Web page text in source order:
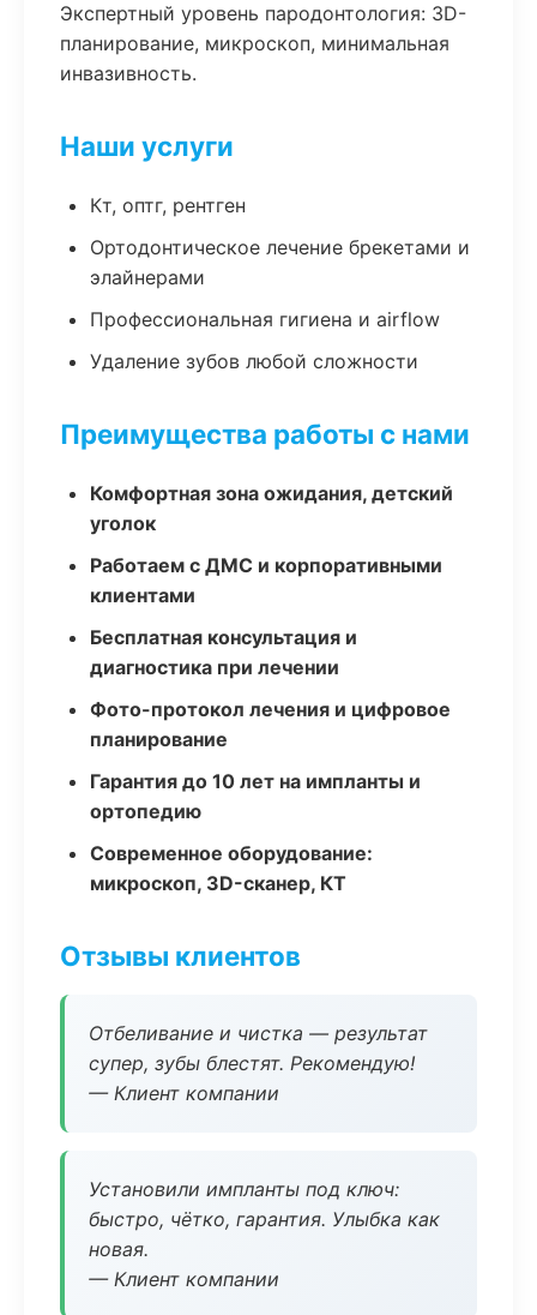
Экспертный уровень пародонтология: 3D-
планирование, микроскоп, минимальная
инвазивность.
Наши услуги
Кт, оптг, рентген
Ортодонтическое лечение брекетами и
элайнерами
Профессиональная гигиена и airflow
Удаление зубов любой сложности
Преимущества работы с нами
Комфортная зона ожидания, детский
уголок
Работаем с ДМС и корпоративными
клиентами
Бесплатная консультация и
диагностика при лечении
Фото-протокол лечения и цифровое
планирование
Гарантия до 10 лет на импланты и
ортопедию
Современное оборудование:
микроскоп, 3D-сканер, КТ
Отзывы клиентов
Отбеливание и чистка — результат
супер, зубы блестят. Рекомендую!
— Клиент компании
Установили импланты под ключ:
быстро, чётко, гарантия. Улыбка как
новая.
— Клиент компании